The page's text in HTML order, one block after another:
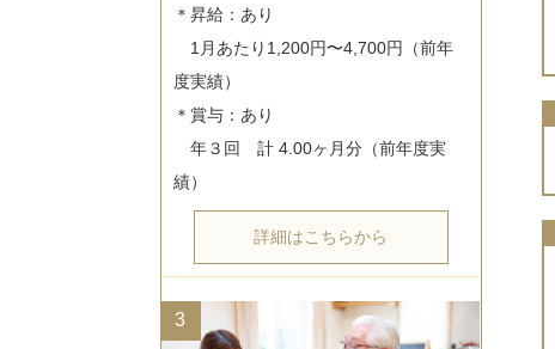
＊昇給：あり
1月あたり1,200円〜4,700円（前年
度実績）
＊賞与：あり
年３回　計 4.00ヶ月分（前年度実
詳細はこちらから
3